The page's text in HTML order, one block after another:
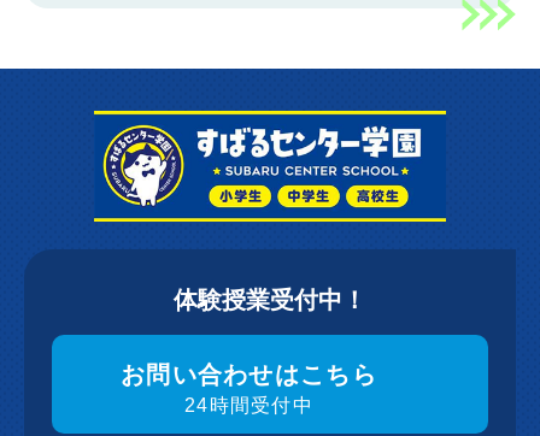
体験授業受付中！
お問い合わせはこちら
24時間受付中